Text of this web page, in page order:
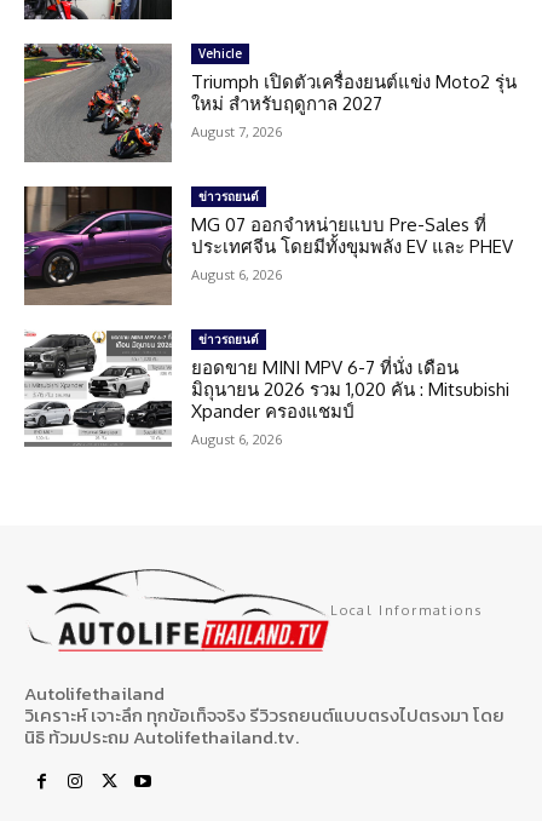
Vehicle
Triumph เปิดตัวเครื่องยนต์แข่ง Moto2 รุ่น
ใหม่ สำหรับฤดูกาล 2027
August 7, 2026
ข่าวรถยนต์
MG 07 ออกจำหน่ายแบบ Pre-Sales ที่
ประเทศจีน โดยมีทั้งขุมพลัง EV และ PHEV
August 6, 2026
ข่าวรถยนต์
ยอดขาย MINI MPV 6-7 ที่นั่ง เดือน
มิถุนายน 2026 รวม 1,020 คัน : Mitsubishi
Xpander ครองแชมป์
August 6, 2026
Local Informations
Autolifethailand
วิเคราะห์ เจาะลึก ทุกข้อเท็จจริง รีวิวรถยนต์แบบตรงไปตรงมา โดย
นิธิ ท้วมประถม Autolifethailand.tv.